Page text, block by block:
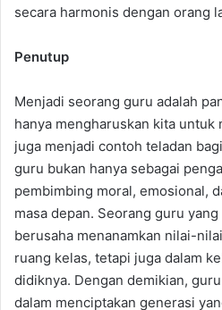
secara harmonis dengan orang
Penutup
Menjadi seorang guru adalah
hanya mengharuskan kita untuk
juga menjadi contoh teladan
guru bukan hanya sebagai
pembimbing moral, emosional,
masa depan. Seorang guru
berusaha menanamkan nilai-
ruang kelas, tetapi juga dalam
didiknya. Dengan demikian,
dalam menciptakan generasi